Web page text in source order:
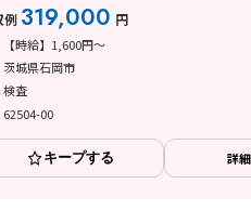
例 319,000 円
【時給】1,600円～
茨城県石岡市
検査
62504-00
キープする 詳